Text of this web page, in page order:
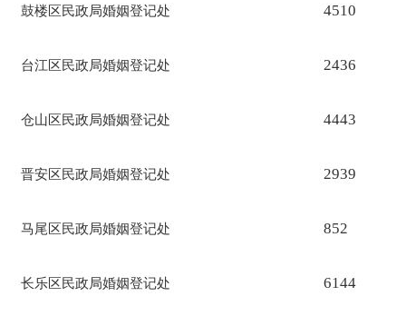
鼓楼区民政局婚姻登记处 4510
台江区民政局婚姻登记处 2436
仓山区民政局婚姻登记处 4443
晋安区民政局婚姻登记处 2939
马尾区民政局婚姻登记处 852
长乐区民政局婚姻登记处 6144